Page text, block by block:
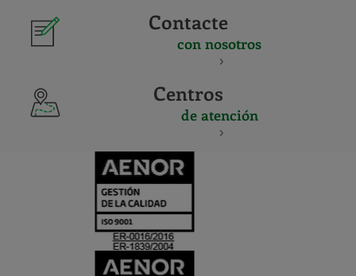
Contacte
con nosotros
Centros
de atención